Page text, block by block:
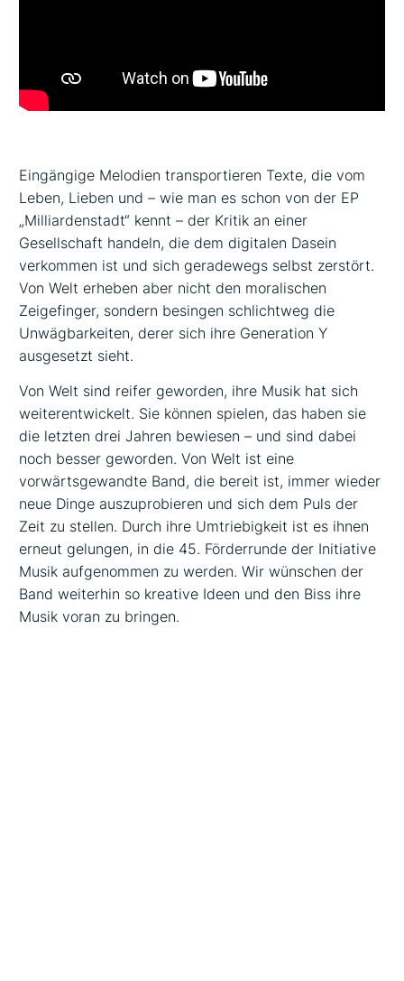
Eingängige Melodien transportieren Texte, die vom
Leben, Lieben und – wie man es schon von der EP
„Milliardenstadt“ kennt – der Kritik an einer
Gesellschaft handeln, die dem digitalen Dasein
verkommen ist und sich geradewegs selbst zerstört.
Von Welt erheben aber nicht den moralischen
Zeigefinger, sondern besingen schlichtweg die
Unwägbarkeiten, derer sich ihre Generation Y
ausgesetzt sieht.
Von Welt sind reifer geworden, ihre Musik hat sich
weiterentwickelt. Sie können spielen, das haben sie
die letzten drei Jahren bewiesen – und sind dabei
noch besser geworden. Von Welt ist eine
vorwärtsgewandte Band, die bereit ist, immer wieder
neue Dinge auszuprobieren und sich dem Puls der
Zeit zu stellen. Durch ihre Umtriebigkeit ist es ihnen
erneut gelungen, in die 45. Förderrunde der Initiative
Musik aufgenommen zu werden. Wir wünschen der
Band weiterhin so kreative Ideen und den Biss ihre
Musik voran zu bringen.